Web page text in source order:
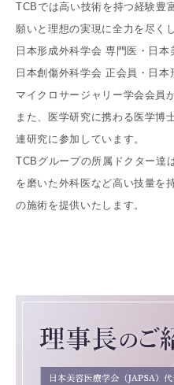
TCBでは高い技術を持つ経験豊
願いと理想の実現に全力を尽く
日本形成外科学会 専門医・日
日本創傷外科学会 正会員・日
マイクロサージャリー学会会員
また、医学研究に携わる医学博
連研究に参加しています。
TCBグループの所属ドクター達
を磨いた外科医など高い技量を
の施術を提供いたします。